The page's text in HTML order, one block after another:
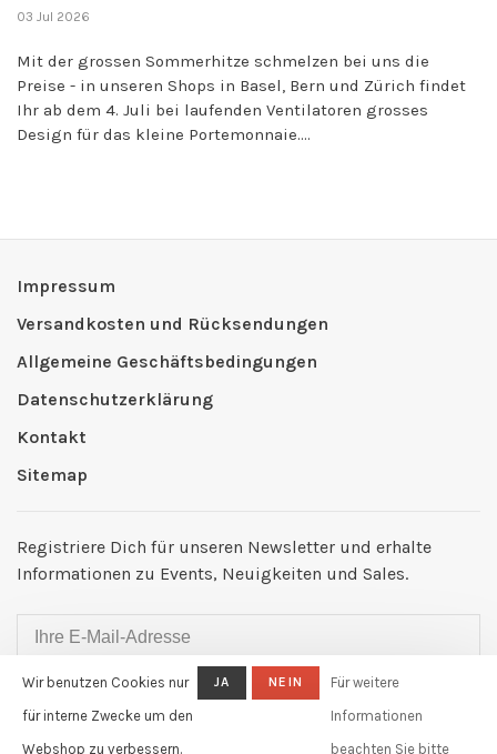
03 Jul 2026
Mit der grossen Sommerhitze schmelzen bei uns die
Preise - in unseren Shops in Basel, Bern und Zürich findet
Ihr ab dem 4. Juli bei laufenden Ventilatoren grosses
Design für das kleine Portemonnaie....
Impressum
Versandkosten und Rücksendungen
Allgemeine Geschäftsbedingungen
Datenschutzerklärung
Kontakt
Sitemap
Registriere Dich für unseren Newsletter und erhalte
Informationen zu Events, Neuigkeiten und Sales.
ABONNIEREN
By signing up, you agree to our Privacy Policy.
Wir benutzen Cookies nur
für interne Zwecke um den
Webshop zu verbessern.
JA NEIN
Für weitere
Informationen
beachten Sie bitte